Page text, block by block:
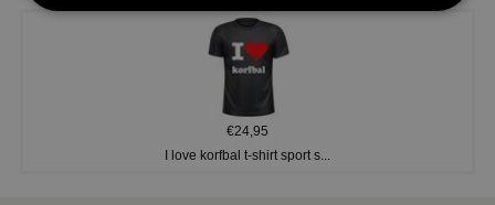
€24,95
I love korfbal t-shirt sport s...